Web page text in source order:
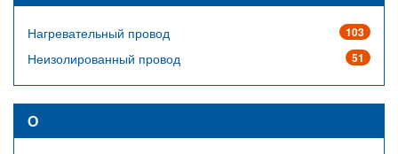
103
Нагревательный провод
51
Неизолированный провод
О